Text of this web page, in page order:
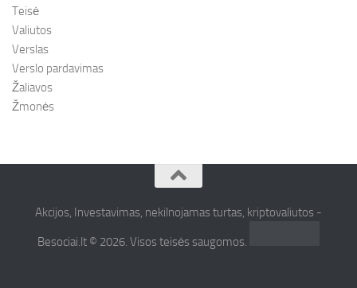
Teisė
Valiutos
Verslas
Verslo pardavimas
Žaliavos
Žmonės
Akcijos, Investavimas, nekilnojamas turtas, kriptovaliutos -
Besociai.lt © 2026. Visos teisės saugomos.